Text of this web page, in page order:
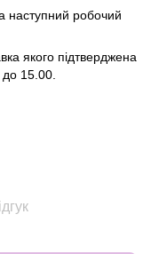
наступний робочий
якого підтверджена
15.00.